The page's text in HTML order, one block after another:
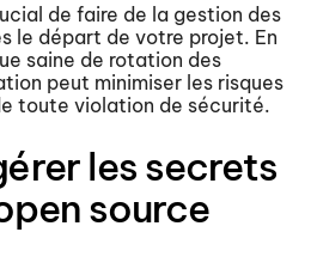
de faire de la gestion des
le départ de votre projet. En
saine de rotation des
peut minimiser les risques
toute violation de sécurité.
les secrets
source